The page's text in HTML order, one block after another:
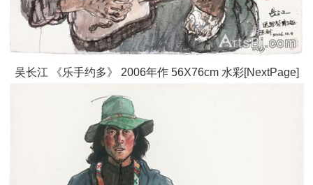
吴长江 《乐手约多》 2006年作 56X76cm 水彩[NextPage]